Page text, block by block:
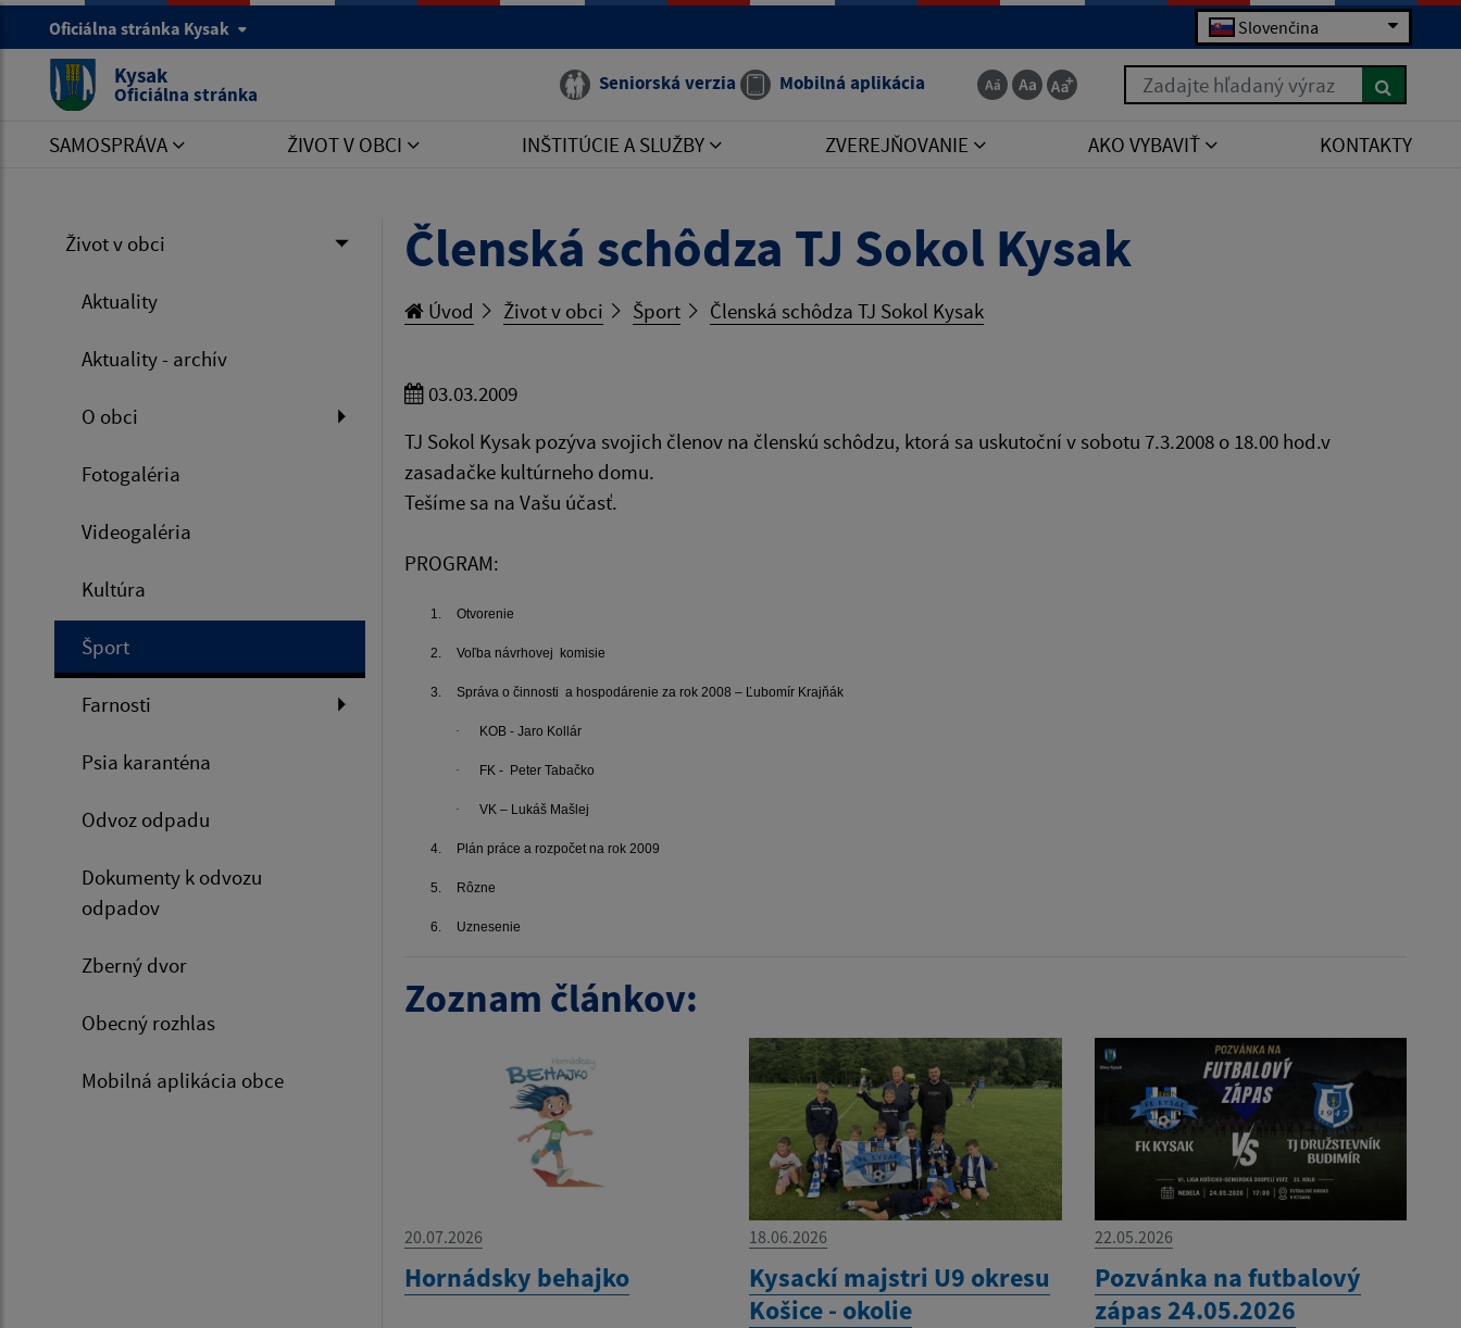
Oficiálna stránka Kysak Slovenčina
Kysak
Oficiálna stránka Seniorská verzia Mobilná aplikácia Zadajte hľadaný výraz
SAMOSPRÁVA ŽIVOT V OBCI INŠTITÚCIE A SLUŽBY ZVEREJŇOVANIE AKO VYBAVIŤ KONTAKTY
Život v obci
Aktuality
Aktuality - archív
O obci
Fotogaléria
Videogaléria
Kultúra
Šport
Farnosti
Psia karanténa
Odvoz odpadu
Dokumenty k odvozu
odpadov
Zberný dvor
Obecný rozhlas
Mobilná aplikácia obce
Členská schôdza TJ Sokol Kysak
Úvod Život v obci Šport Členská schôdza TJ Sokol Kysak
03.03.2009
TJ Sokol Kysak pozýva svojich členov na členskú schôdzu, ktorá sa uskutoční v sobotu 7.3.2008 o 18.00 hod.v
zasadačke kultúrneho domu.
Tešíme sa na Vašu účasť.
PROGRAM:
1. Otvorenie
2. Voľba návrhovej komisie
3. Správa o činnosti a hospodárenie za rok 2008 – Ľubomír Krajňák
· KOB - Jaro Kollár
· FK - Peter Tabačko
· VK – Lukáš Mašlej
4. Plán práce a rozpočet na rok 2009
5. Rôzne
6. Uznesenie
Zoznam článkov:
20.07.2026
Hornádsky behajko
18.06.2026
Kysackí majstri U9 okresu
Košice - okolie
22.05.2026
Pozvánka na futbalový
zápas 24.05.2026